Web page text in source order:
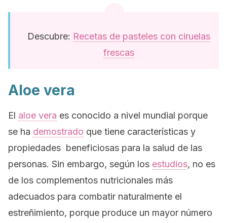
Descubre: Recetas de pasteles con ciruelas
frescas
Aloe vera
El aloe vera es conocido a nivel mundial porque
se ha demostrado que tiene características y
propiedades beneficiosas para la salud de las
personas. Sin embargo, según los estudios, no es
de los complementos nutricionales más
adecuados para combatir naturalmente el
estreñimiento, porque produce un mayor número